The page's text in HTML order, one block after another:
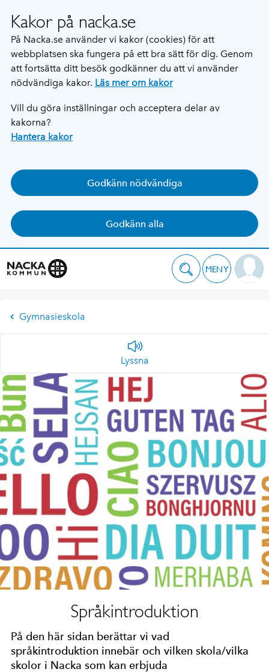
Kakor på nacka.se
På Nacka.se använder vi kakor (cookies) för att
webbplatsen ska fungera på ett bra sätt för dig. Genom
att fortsätta ditt besök godkänner du att vi använder
nödvändiga kakor. Läs mer om kakor
Vill du göra inställningar och acceptera delar av
kakorna?
Hantera kakor
Godkänn nödvändiga
Godkänn alla
MENY
Gymnasieskola
Lyssna
Språkintroduktion
På den här sidan berättar vi vad
språkintroduktion innebär och vilken skola/vilka
skolor i Nacka som kan erbjuda